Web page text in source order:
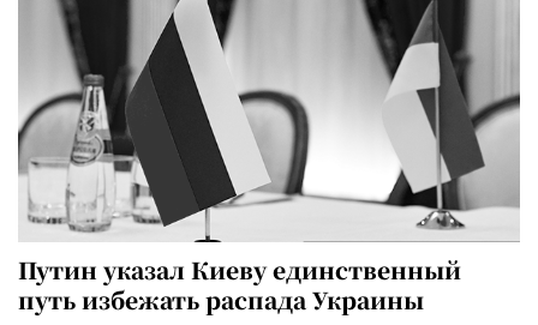
Путин указал Киеву единственный
путь избежать распада Украины